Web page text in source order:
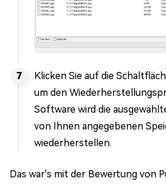
Klicken Sie auf die
um den
Software wird die
von Ihnen angegebenen
wiederherstellen.
Das war's mit der Bewertung von